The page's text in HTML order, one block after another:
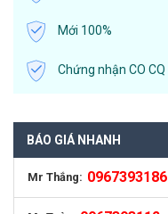
Mới 100%
Chứng nhận CO CQ
BÁO GIÁ NHANH
Mr Thắng: 0967393186